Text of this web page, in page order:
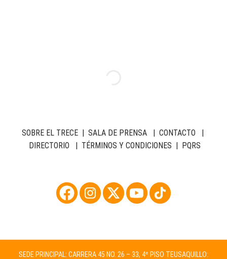
SOBRE EL TRECE| SALA DE PRENSA| CONTACTO |
DIRECTORIO | TÉRMINOS Y CONDICIONES | PQRS
SEDE PRINCIPAL: CARRERA 45 NO. 26 – 33, 4º PISO TEUSAQUILLO: